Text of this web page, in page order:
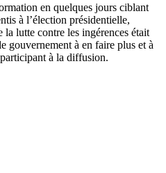
en quelques jours ciblant
à l’élection présidentielle,
la lutte contre les ingérences était
gouvernement à en faire plus et à
à la diffusion.